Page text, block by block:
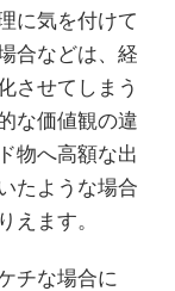
に気を付けて
合などは、経
させてしまう
な価値観の違
物へ高額な出
たような場合
えます。
チな場合に